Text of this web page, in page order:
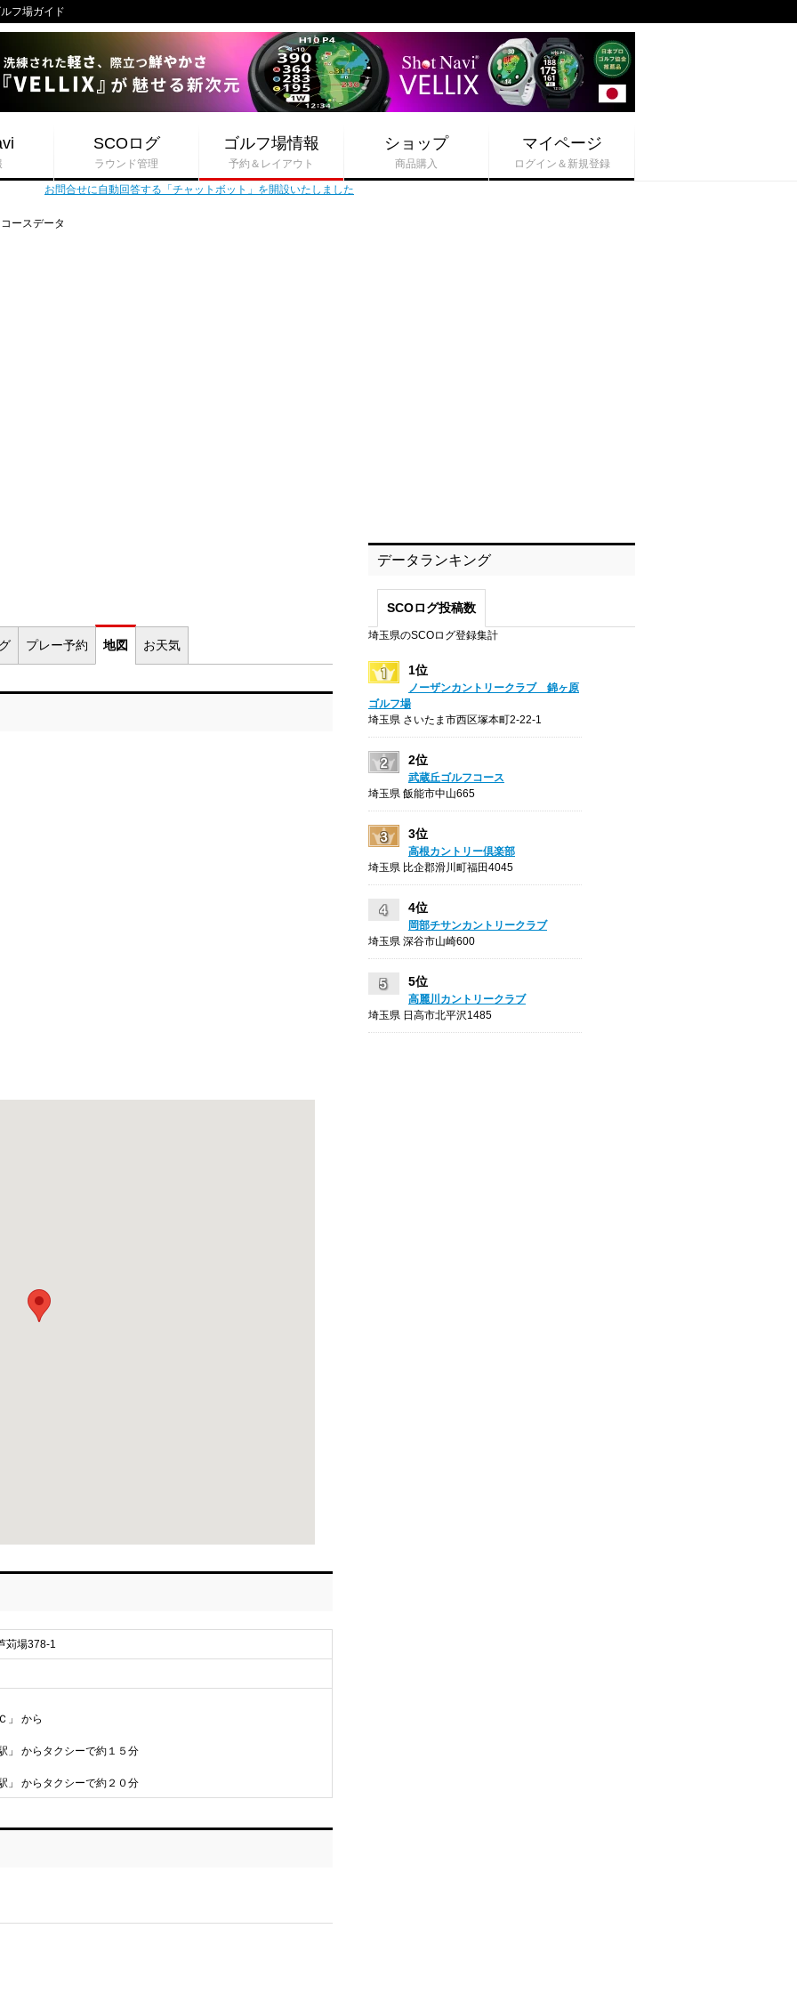
フ場ガイド
SCOログ
ラウンド管理
ゴルフ場情報
予約＆レイアウト
ショップ
商品購入
マイページ
ログイン＆新規登録
お問合せに自動回答する「チャットボット」を開設いたしました
コースデータ
プレー予約 地図 お天気
苅場378-1
」 から
」 からタクシーで約１５分
」 からタクシーで約２０分
データランキング
SCOログ投稿数
埼玉県のSCOログ登録集計
1位
ノーザンカントリークラブ 錦ヶ原
ゴルフ場
埼玉県 さいたま市西区塚本町2-22-1
2位
武蔵丘ゴルフコース
埼玉県 飯能市中山665
3位
高根カントリー倶楽部
埼玉県 比企郡滑川町福田4045
4位
岡部チサンカントリークラブ
埼玉県 深谷市山崎600
5位
高麗川カントリークラブ
埼玉県 日高市北平沢1485